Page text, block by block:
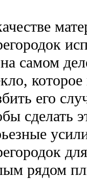
самом
его
сделать
рядом